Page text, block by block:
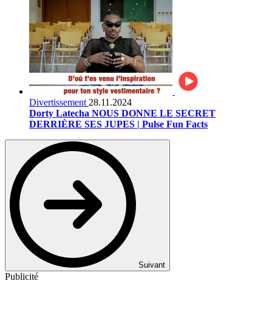
Divertissement 28.11.2024
Dorty Latecha NOUS DONNE LE SECRET
DERRIÈRE SES JUPES | Pulse Fun Facts
Suivant
Publicité